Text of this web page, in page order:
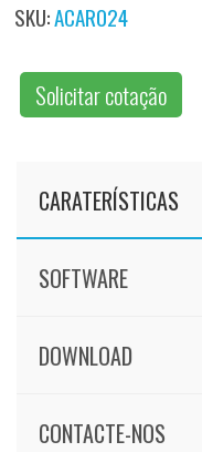
SKU:ACAR024
Solicitar cotação
CARATERÍSTICAS
SOFTWARE
DOWNLOAD
CONTACTE-NOS